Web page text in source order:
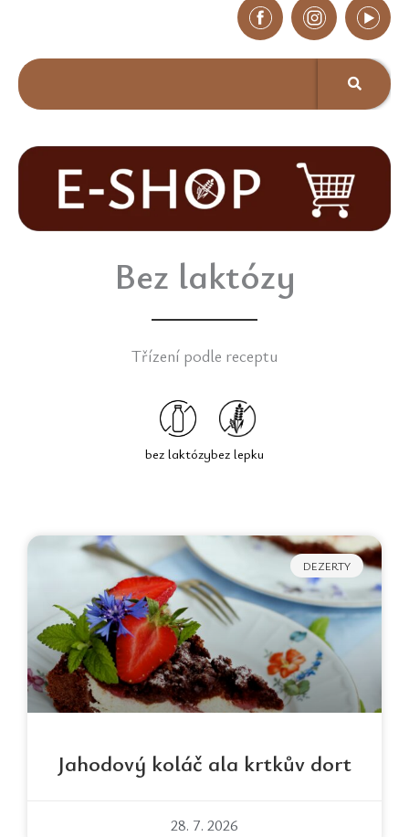
Bez laktózy
Třízení podle receptu
bez laktózybez lepku
DEZERTY
Jahodový koláč ala krtkův dort
28. 7. 2026
PagePagePage Page